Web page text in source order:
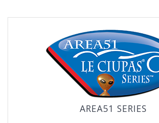
AREA51 SERIES